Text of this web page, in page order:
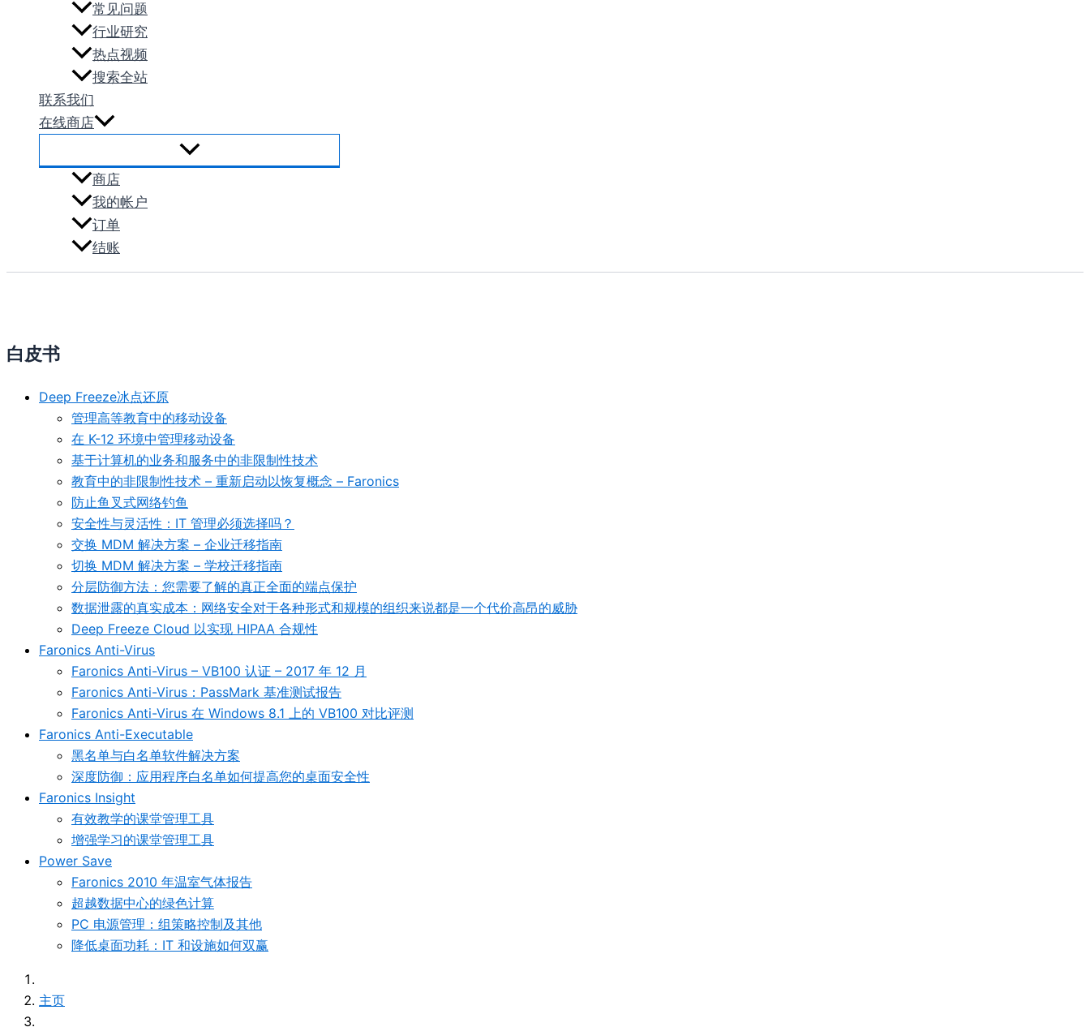
常见问题
行业研究
热点视频
搜索全站
联系我们
在线商店
商店
我的帐户
订单
结账
白皮书
Deep Freeze冰点还原
管理高等教育中的移动设备
在 K-12 环境中管理移动设备
基于计算机的业务和服务中的非限制性技术
教育中的非限制性技术 – 重新启动以恢复概念 – Faronics
防止鱼叉式网络钓鱼
安全性与灵活性：IT 管理必须选择吗？
交换 MDM 解决方案 – 企业迁移指南
切换 MDM 解决方案 – 学校迁移指南
分层防御方法：您需要了解的真正全面的端点保护
数据泄露的真实成本：网络安全对于各种形式和规模的组织来说都是一个代价高昂的威胁
Deep Freeze Cloud 以实现 HIPAA 合规性
Faronics Anti-Virus
Faronics Anti-Virus – VB100 认证 – 2017 年 12 月
Faronics Anti-Virus：PassMark 基准测试报告
Faronics Anti-Virus 在 Windows 8.1 上的 VB100 对比评测
Faronics Anti-Executable
黑名单与白名单软件解决方案
深度防御：应用程序白名单如何提高您的桌面安全性
Faronics Insight
有效教学的课堂管理工具
增强学习的课堂管理工具
Power Save
Faronics 2010 年温室气体报告
超越数据中心的绿色计算
PC 电源管理：组策略控制及其他
降低桌面功耗：IT 和设施如何双赢
主页